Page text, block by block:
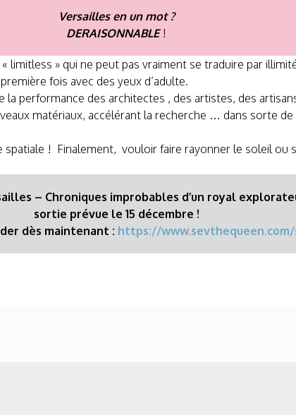
Versailles en un mot ?
DERAISONNABLE!
limitless » qui ne peut pas vraiment se traduire par
fois avec des yeux d’adulte.
la performance des architectes , des artistes, des
matériaux, accélérant la recherche … dans sorte
! Finalement, vouloir faire rayonner le soleil ou
– Chroniques improbables d’un royal
sortie prévue le 15 décembre !
dès maintenant : https://www.sevthequeen.com/